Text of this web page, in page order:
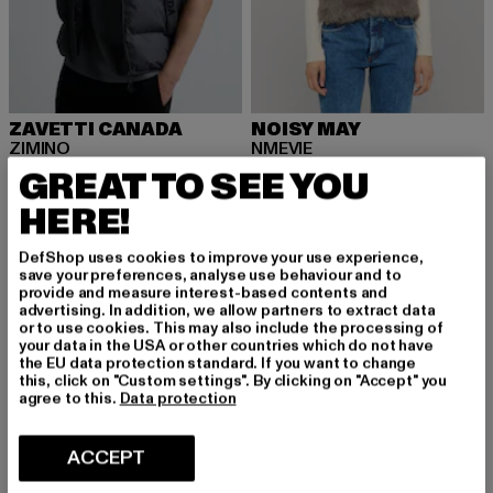
ZAVETTI CANADA
ZIMINO
EUR 69,59
Huidige prijs: EUR 69,59
EUR 79,99Actieprijs: EUR 79,99
NOISY MAY
NMEVIE
EUR 42,69
Huidige prijs: EUR 42,69
EUR 69,99
-60% -10%
GREAT TO SEE YOU
HERE!
DefShop uses cookies to improve your use experience,
save your preferences, analyse use behaviour and to
provide and measure interest-based contents and
advertising. In addition, we allow partners to extract data
or to use cookies. This may also include the processing of
your data in the USA or other countries which do not have
the EU data protection standard. If you want to change
this, click on "Custom settings". By clicking on "Accept" you
agree to this. Data protection
ACCEPT